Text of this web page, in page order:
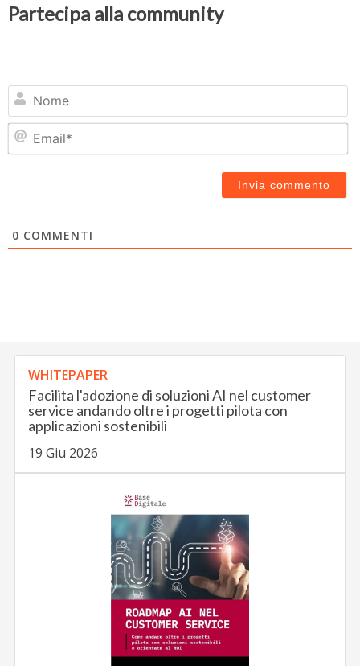
Partecipa alla community
0 COMMENTI
WHITEPAPER
Facilita l'adozione di soluzioni AI nel customer
service andando oltre i progetti pilota con
applicazioni sostenibili
19 Giu 2026